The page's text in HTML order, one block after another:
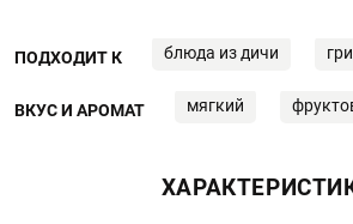
ПОДХОДИТ К блюда из дичи
ВКУС И АРОМАТ мягкий